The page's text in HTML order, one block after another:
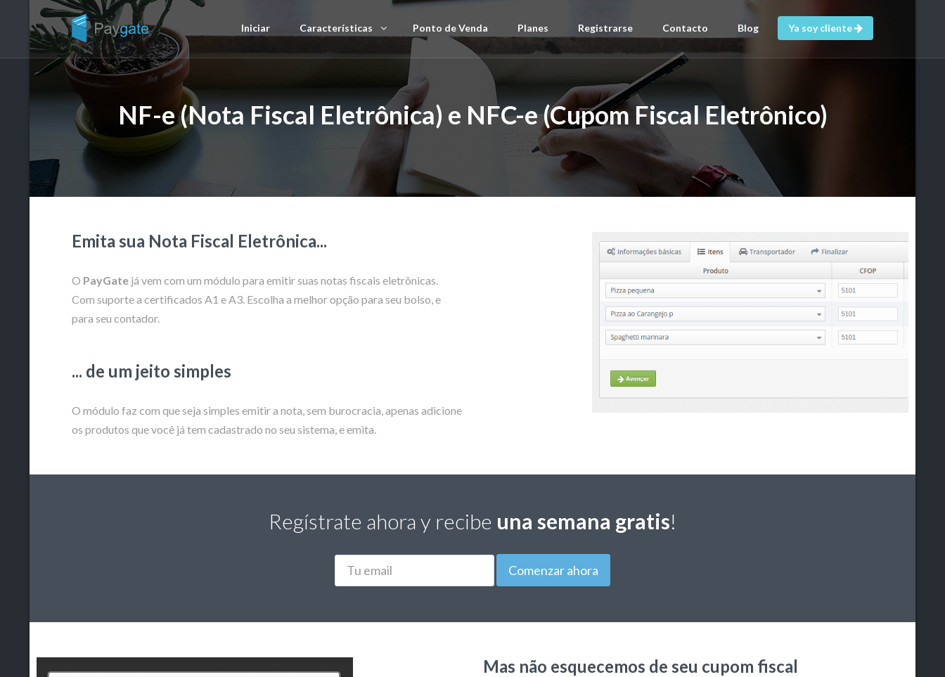
Iniciar Características Ponto de Venda Planes Registrarse Contacto Blog Ya soy cliente
NF-e (Nota Fiscal Eletrônica) e NFC-e (Cupom Fiscal Eletrônico)
Emita sua Nota Fiscal Eletrônica...
O PayGate já vem com um módulo para emitir suas notas fiscais eletrônicas.
Com suporte a certificados A1 e A3. Escolha a melhor opção para seu bolso, e
para seu contador.
... de um jeito simples
O módulo faz com que seja simples emitir a nota, sem burocracia, apenas adicione
os produtos que você já tem cadastrado no seu sistema, e emita.
Regístrate ahora y recibe una semana gratis!
Correo
electrónico
Comenzar ahora
Mas não esquecemos de seu cupom fiscal